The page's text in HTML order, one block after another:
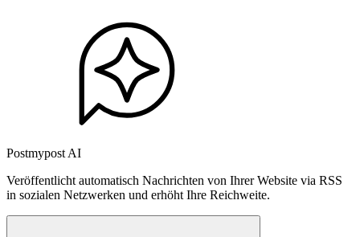
Postmypost AI
Veröffentlicht automatisch Nachrichten von Ihrer Website via RSS
in sozialen Netzwerken und erhöht Ihre Reichweite.